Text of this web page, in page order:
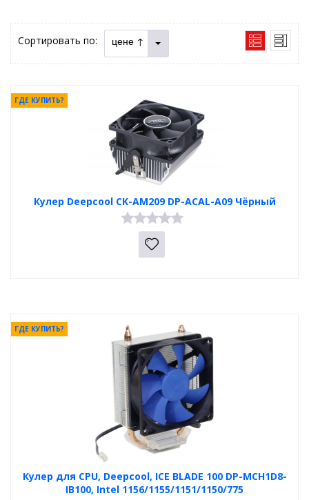
Сортировать по: цене ↑
Кулер Deepcool CK-AM209 DP-ACAL-A09 Чёрный
ГДЕ КУПИТЬ?
Кулер для CPU, Deepcool, ICE BLADE 100 DP-MCH1D8-
IB100, Intel 1156/1155/1151/1150/775
ГДЕ КУПИТЬ?